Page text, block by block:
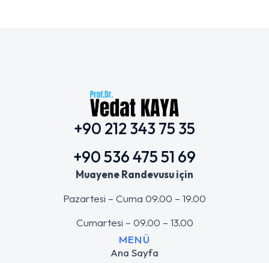
+90 212 343 75 35
+90 536 475 51 69
Muayene Randevusu için
Pazartesi – Cuma 09.00 – 19.00
Cumartesi – 09.00 – 13.00
MENÜ
Ana Sayfa